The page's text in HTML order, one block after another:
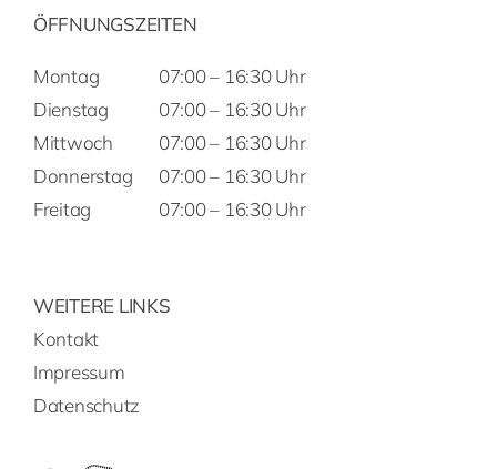
ÖFFNUNGSZEITEN
Montag
Dienstag
Mittwoch
Donnerstag
Freitag
07:00 – 16:30 Uhr
07:00 – 16:30 Uhr
07:00 – 16:30 Uhr
07:00 – 16:30 Uhr
07:00 – 16:30 Uhr
WEITERE LINKS
Kontakt
Impressum
Datenschutz